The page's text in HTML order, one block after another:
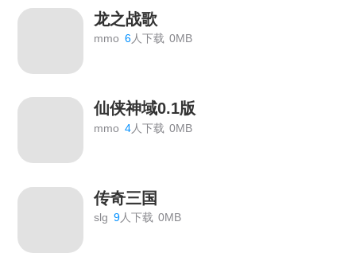
龙之战歌
mmo 6人下载 0MB
仙侠神域0.1版
mmo 4人下载 0MB
传奇三国
slg 9人下载 0MB